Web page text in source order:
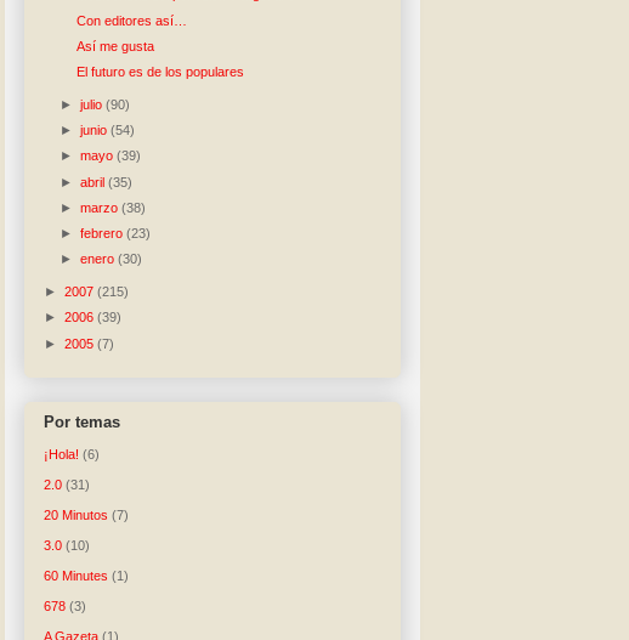
Con editores así…
Así me gusta
El futuro es de los populares
►julio(90)
►junio(54)
►mayo(39)
►abril(35)
►marzo(38)
►febrero(23)
►enero(30)
► 2007 (215)
► 2006 (39)
► 2005 (7)
Por temas
¡Hola! (6)
2.0 (31)
20 Minutos (7)
3.0 (10)
60 Minutes (1)
678 (3)
A Gazeta (1)